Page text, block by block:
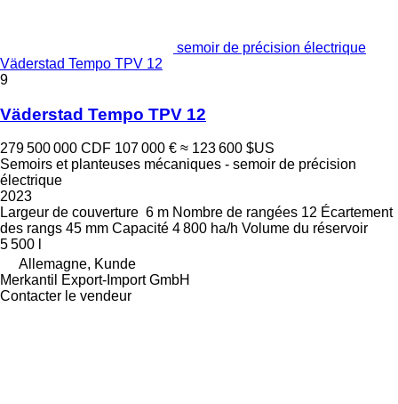
semoir de précision électrique
Väderstad Tempo TPV 12
9
Väderstad Tempo TPV 12
279 500 000 CDF 107 000 € ≈ 123 600 $US
Semoirs et planteuses mécaniques - semoir de précision
électrique
2023
Largeur de couverture 6 m Nombre de rangées 12 Écartement
des rangs 45 mm Capacité 4 800 ha/h Volume du réservoir
5 500 l
Allemagne, Kunde
Merkantil Export-Import GmbH
Contacter le vendeur